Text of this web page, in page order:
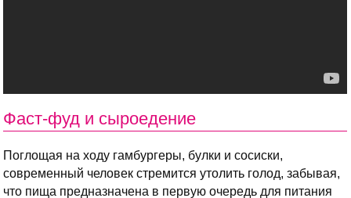
Фаст-фуд и сыроедение
Поглощая на ходу гамбургеры, булки и сосиски,
современный человек стремится утолить голод, забывая,
что пища предназначена в первую очередь для питания